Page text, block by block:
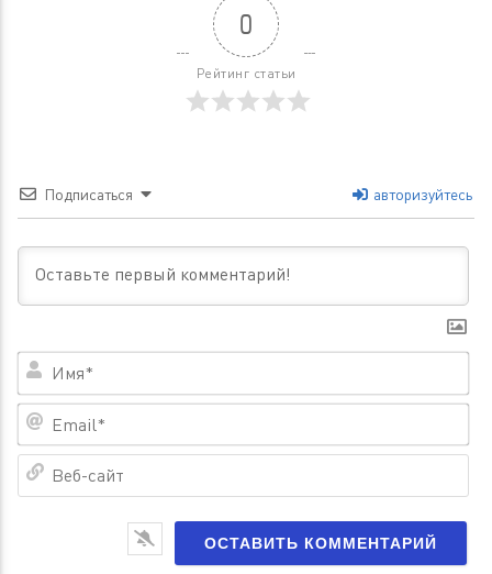
0
Рейтинг статьи
Подписаться авторизуйтесь